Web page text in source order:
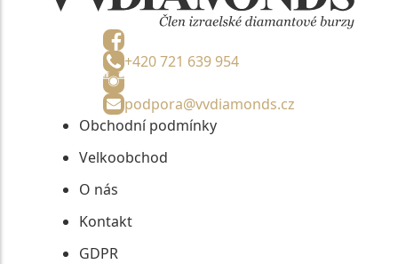
+420 721 639 954
podpora@vvdiamonds.cz
Obchodní podmínky
Velkoobchod
O nás
Kontakt
GDPR